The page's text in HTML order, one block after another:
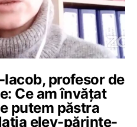
profesor de
Ce am învățat
putem păstra
elev-părinte-